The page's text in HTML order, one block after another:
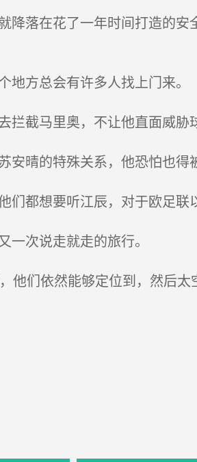
落在花了一年时间打造的安
方总会有许多人找上门来。
截马里奥，不让他直面威胁
晴的特殊关系，他恐怕也得
都想要听江辰，对于欧足联
次说走就走的旅行。
们依然能够定位到，然后